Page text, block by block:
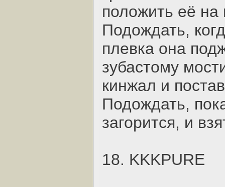
положить её
Подождать,
плевка она
зубастому
кинжал и
Подождать,
загорится, и
18. KKKPURE